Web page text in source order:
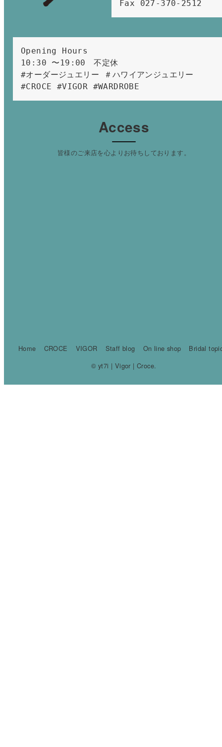
Fax 027-370-2512
Opening Hours
10:30 〜19:00　不定休
#オーダージュエリー ＃ハワイアンジュエリー
#CROCE #VIGOR #WARDROBE
Access
皆様のご来店を心よりお待ちしております。
Home CROCE VIGOR Staff blog On line shop
Bridal
© yt7i | Vigor | Croce.